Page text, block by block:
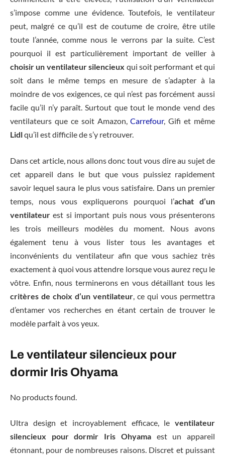
s’impose comme une évidence. Toutefois, le ventilateur
peut, malgré ce qu’il est de coutume de croire, être utile
toute l’année, comme nous le verrons par la suite. C’est
pourquoi il est particulièrement important de veiller à
choisir un ventilateur silencieux qui soit performant et qui
soit dans le même temps en mesure de s’adapter à la
moindre de vos exigences, ce qui n’est pas forcément aussi
facile qu’il n’y paraît. Surtout que tout le monde vend des
ventilateurs que ce soit Amazon,Carrefour, Gifi et même
Lidlqu’il est difficile de s’y retrouver.
Dans cet article, nous allons donc tout vous dire au sujet de
cet appareil dans le but que vous puissiez rapidement
savoir lequel saura le plus vous satisfaire. Dans un premier
temps, nous vous expliquerons pourquoi l’achat d’un
ventilateur est si important puis nous vous présenterons
les trois meilleurs modèles du moment. Nous avons
également tenu à vous lister tous les avantages et
inconvénients du ventilateur afin que vous sachiez très
exactement à quoi vous attendre lorsque vous aurez reçu le
vôtre. Enfin, nous terminerons en vous détaillant tous les
critères de choix d’un ventilateur , ce qui vous permettra
d’entamer vos recherches en étant certain de trouver le
modèle parfait à vos yeux.
Le ventilateur silencieux pour
dormir Iris Ohyama
No products found.
Ultra design et incroyablement efficace, le ventilateur
silencieux pour dormir Iris Ohyamaest un appareil
étonnant, pour de nombreuses raisons. Discret et puissant